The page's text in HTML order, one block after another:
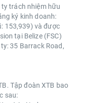
trách nhiệm hữu
ký kinh doanh:
153,939) và được
tại Belize (FSC)
35 Barrack Road,
Tập đoàn XTB bao
sau: